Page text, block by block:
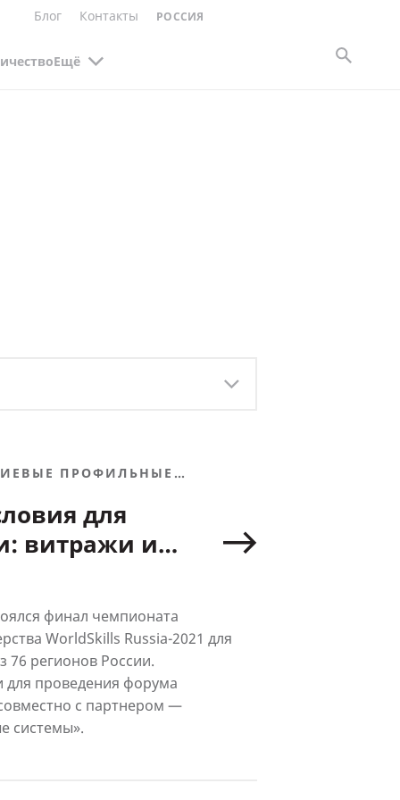
Блог Контакты РОССИЯ
Ещё
ПРОФИЛЬНЫЕ
для
витражи и
финал чемпионата
WorldSkills Russia-2021 для
76 регионов России.
проведения форума
с партнером —
системы».